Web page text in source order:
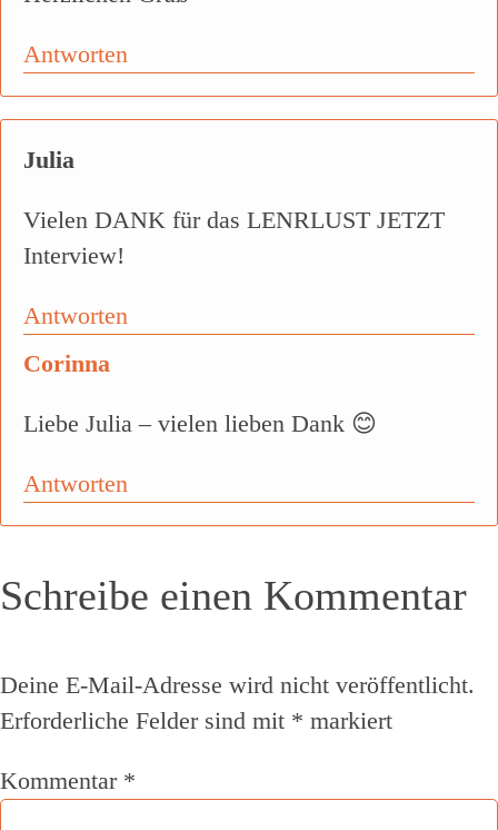
Antworten
Julia
Vielen DANK für das LENRLUST JETZT
Interview!
Antworten
Corinna
Liebe Julia – vielen lieben Dank 😊
Antworten
Schreibe einen Kommentar
Deine E-Mail-Adresse wird nicht veröffentlicht.
Erforderliche Felder sind mit * markiert
Kommentar *